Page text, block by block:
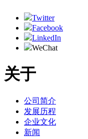
Twitter
Facebook
LinkedIn
WeChat
关于
公司简介
发展历程
企业文化
新闻